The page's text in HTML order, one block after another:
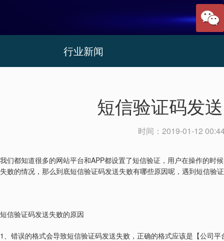
行业新闻
短信验证码发
时间： 2019-01-12
我们都知道很多的网站平台和APP都设置了短信验证，用户在操作的时
失败的情况，那么到底短信验证码发送失败有哪些原因呢，遇到短信验
短信验证码发送失败的原因
1 、错误的格式会导致短信验证码发送失败，正确的格式应该是【公司平